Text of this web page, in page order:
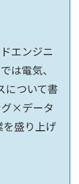
エンジニ
は電気、
について書
×データ
盛り上げ